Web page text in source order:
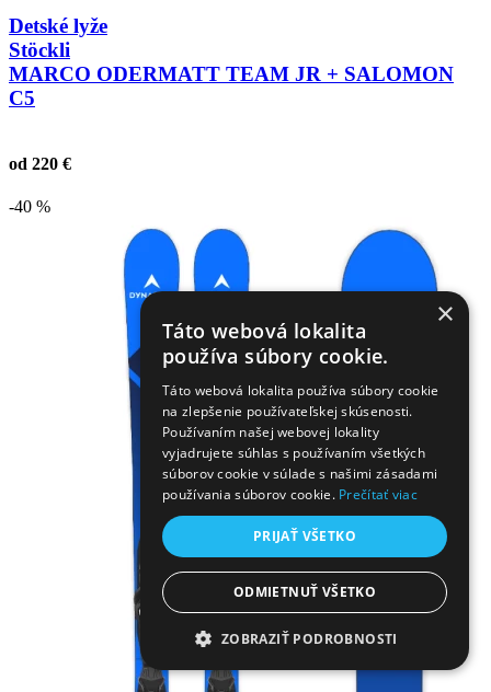
Detské lyže
Stöckli
MARCO ODERMATT TEAM JR + SALOMON
C5
od 220 €
-40 %
×
Táto webová lokalita
používa súbory cookie.
Táto webová lokalita používa súbory cookie
na zlepšenie používateľskej skúsenosti.
Používaním našej webovej lokality
vyjadrujete súhlas s používaním všetkých
súborov cookie v súlade s našimi zásadami
používania súborov cookie. Prečítať viac
PRIJAŤ VŠETKO
ODMIETNUŤ VŠETKO
ZOBRAZIŤ PODROBNOSTI